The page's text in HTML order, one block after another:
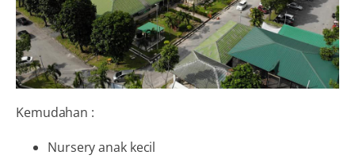
Kemudahan :
Nursery anak kecil